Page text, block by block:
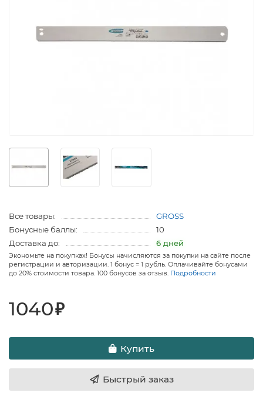
Все товары:
GROSS
Бонусные баллы:
10
Доставка до:
6 дней
Экономьте на покупках! Бонусы начисляются за покупки на сайте после
регистрации и авторизации. 1 бонус = 1 рубль. Оплачивайте бонусами
до 20% стоимости товара. 100 бонусов за отзыв. Подробности
1040₽
Купить
Быстрый заказ